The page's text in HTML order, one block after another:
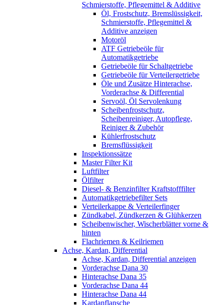
Schmierstoffe, Pflegemittel & Additive
Öl, Frostschutz, Bremslüssigkeit,
Schmierstoffe, Pflegemittel &
Additive anzeigen
Motoröl
ATF Getriebeöle für
Automatikgetriebe
Getriebeöle für Schaltgetriebe
Getriebeöle für Verteilergetriebe
Öle und Zusätze Hinterachse,
Vorderachse & Differential
Servoöl, Öl Servolenkung
Scheibenfrostschutz,
Scheibenreiniger, Autopflege,
Reiniger & Zubehör
Kühlerfrostschutz
Bremsflüssigkeit
Inspektionssätze
Master Filter Kit
Luftfilter
Ölfilter
Diesel- & Benzinfilter Kraftstofffilter
Automatikgetriebefilter Sets
Verteilerkappe & Verteilerfinger
Zündkabel, Zündkerzen & Glühkerzen
Scheibenwischer, Wischerblätter vorne &
hinten
Flachriemen & Keilriemen
Achse, Kardan, Differential
Achse, Kardan, Differential anzeigen
Vorderachse Dana 30
Hinterachse Dana 35
Vorderachse Dana 44
Hinterachse Dana 44
Kardanflansche